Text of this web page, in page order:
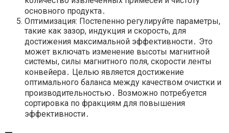
основного продукта․
Оптимизация: Постепенно регулируйте параметры,
такие как зазор, индукция и скорость, для
достижения максимальной эффективности․ Это
может включать изменение высоты магнитной
системы, силы магнитного поля, скорости ленты
конвейера․ Целью является достижение
оптимального баланса между качеством очистки и
производительностью․ Возможно потребуется
сортировка по фракциям для повышения
эффективности․